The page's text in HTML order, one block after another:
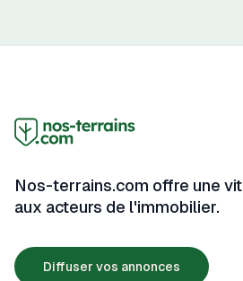
pratiques, des outils et des
que votre projet se déroule sans
Nos-terrains.com offre une
aux acteurs de l'immobilier.
Diffuser vos annonces